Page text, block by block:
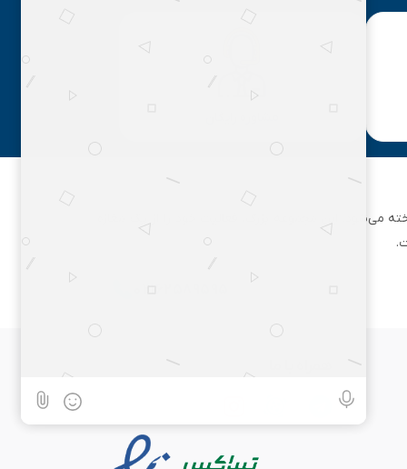
شناخته می‌شود. این مجموعه بزرگ، فعالیت خود را از یک مغازه